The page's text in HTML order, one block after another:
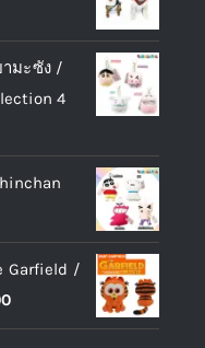
มะซัง /
4
Garfield /